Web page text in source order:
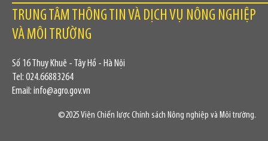
TRUNG TÂM THÔNG TIN VÀ DỊCH VỤ NÔNG NGHIỆP
VÀ MÔI TRƯỜNG
Số 16 Thụy Khuê - Tây Hồ - Hà Nội
Tel: 024.66883264
Email: info@agro.gov.vn
©2025 Viện Chiến lược Chính sách Nông nghiệp và Môi trường.